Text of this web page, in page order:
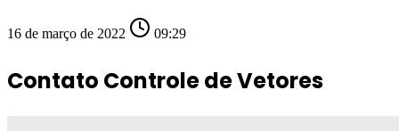
16 de março de 2022 09:29
Contato Controle de Vetores